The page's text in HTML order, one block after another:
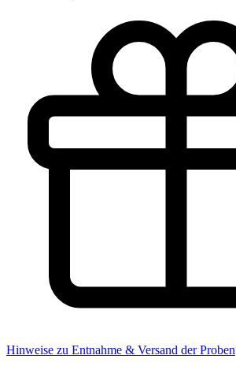
Hinweise zu Entnahme & Versand der Proben